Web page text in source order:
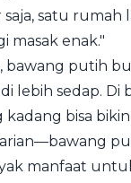
satu rumah
masak enak."
bawang putih
lebih sedap. Di
kadang bisa
manfaat